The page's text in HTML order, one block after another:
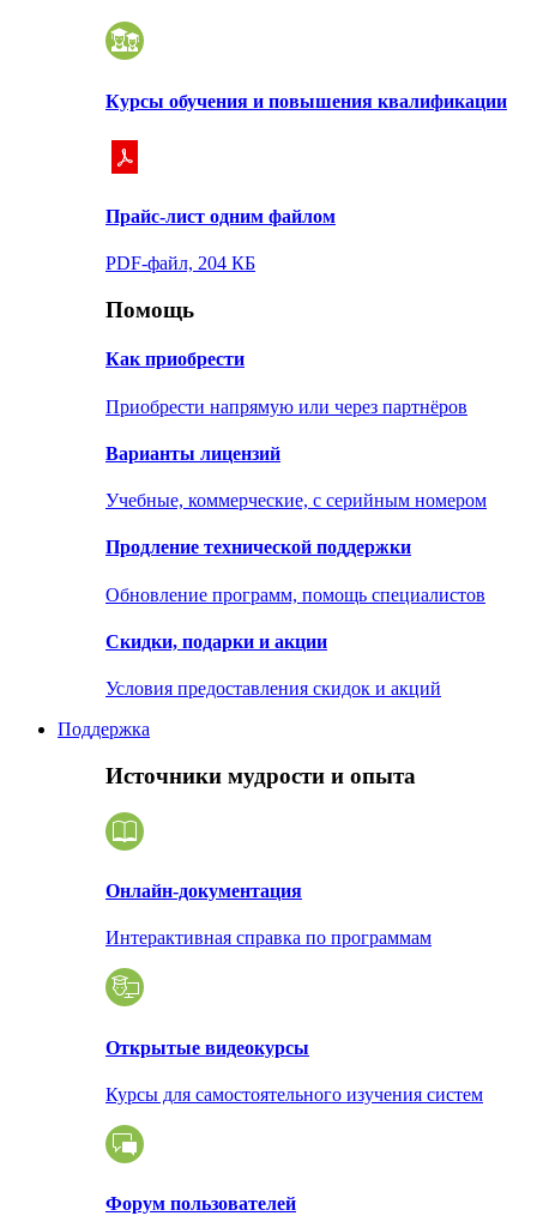
Курсы обучения и повышения квалификации
Прайс-лист одним файлом
PDF-файл, 204 КБ
Помощь
Как приобрести
Приобрести напрямую или через партнёров
Варианты лицензий
Учебные, коммерческие, с серийным номером
Продление технической поддержки
Обновление программ, помощь специалистов
Скидки, подарки и акции
Условия предоставления скидок и акций
Поддержка
Источники мудрости и опыта
Онлайн-документация
Интерактивная справка по программам
Открытые видеокурсы
Курсы для самостоятельного изучения систем
Форум пользователей